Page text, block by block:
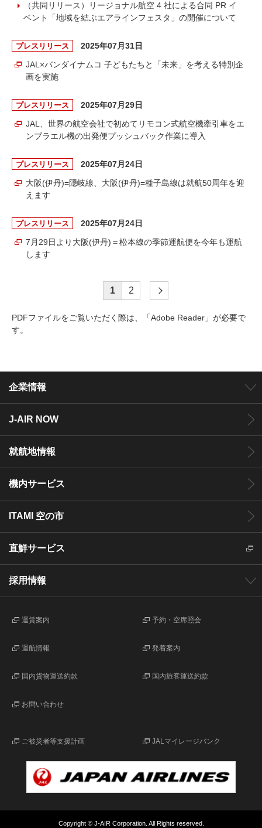
（共同リリース）リージョナル航空 4 社による合同 PR イ
ベント「地域を結ぶエアラインフェスタ」の開催について
プレスリリース
2025年07月31日
JAL×バンダイナムコ 子どもたちと「未来」を考える特別企
画を実施
プレスリリース
2025年07月29日
JAL、世界の航空会社で初めてリモコン式航空機牽引車をエ
ンブラエル機の出発便プッシュバック作業に導入
プレスリリース
2025年07月24日
大阪(伊丹)=隠岐線、大阪(伊丹)=種子島線は就航50周年を迎
えます
プレスリリース
2025年07月24日
7月29日より大阪(伊丹)＝松本線の季節運航便を今年も運航
します
1 2
PDFファイルをご覧いただく際は、「Adobe Reader」が必要で
す。
企業情報
J-AIR NOW
就航地情報
機内サービス
ITAMI 空の市
直鮮サービス
採用情報
予約・空席照会
運賃案内
発着案内
運航情報
国内旅客運送約款
国内貨物運送約款
お問い合わせ
JALマイレージバンク
ご被災者等支援計画
Copyright © J-AIR Corporation. All Rights reserved.